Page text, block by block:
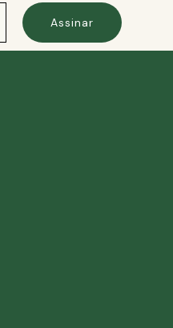
Assinar